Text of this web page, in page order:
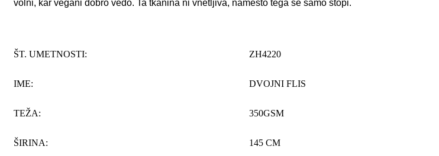
volni, kar vegani dobro vedo. Ta tkanina ni vnetljiva, namesto tega se samo stopi.
ŠT. UMETNOSTI: ZH4220
IME: DVOJNI FLIS
TEŽA: 350GSM
ŠIRINA: 145 CM